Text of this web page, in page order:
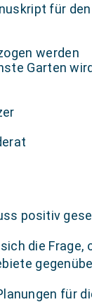
für
werden
Garten
positiv
die
für